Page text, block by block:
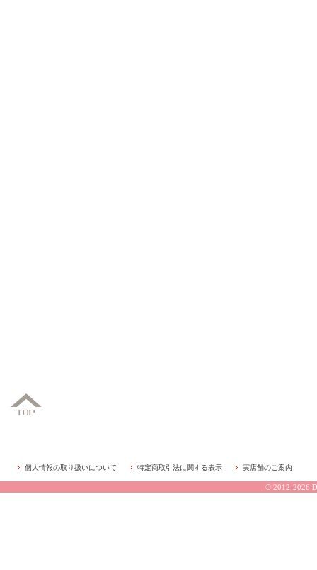
個人情報の取り扱いについて 特定商取引法に関する表示 実店舗のご案内
© 2012-2026